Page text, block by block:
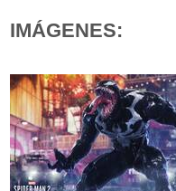
IMÁGENES: